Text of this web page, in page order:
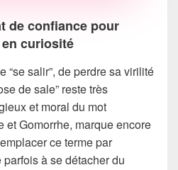
de confiance pour
curiosité
“se salir”, de perdre sa virilité
de sale” reste très
et moral du mot
et Gomorrhe, marque encore
ce terme par
parfois à se détacher du